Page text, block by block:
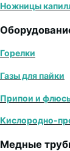
Ножницы
Горелки
Газы для пайки
Припои и
Кислородно-
Медные